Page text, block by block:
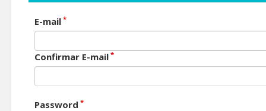
E-mail *
Confirmar E-mail *
Password *